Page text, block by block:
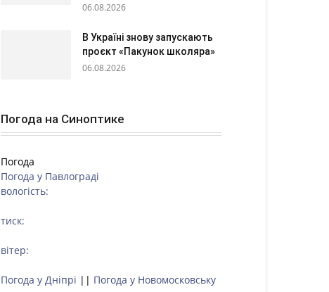
06.08.2026
В Україні знову запускають
проєкт «Пакунок школяра»
06.08.2026
Погода на Синоптике
Погода
Погода у Павлограді
вологість:
тиск:
вітер:
Погода у Дніпрі || Погода у Новомосковську